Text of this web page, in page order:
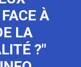
À
LA
?"